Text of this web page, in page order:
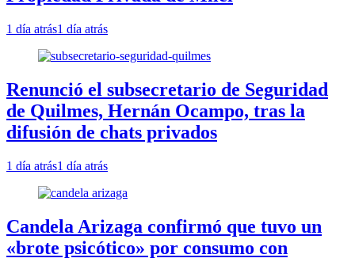
1 día atrás1 día atrás
Renunció el subsecretario de Seguridad
de Quilmes, Hernán Ocampo, tras la
difusión de chats privados
1 día atrás1 día atrás
Candela Arizaga confirmó que tuvo un
«brote psicótico» por consumo con